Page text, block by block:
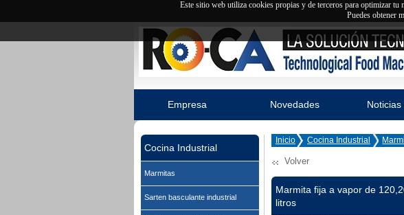
Este sitio web utiliza cookies propias y de terceros para optimizar tu
Puedes obtener
Empresa Novedades
Cocina Industrial
Marmitas
Sarten basculante industrial
Inicio Cocina Industrial
Volver
Marmita fija a vapor de
litros